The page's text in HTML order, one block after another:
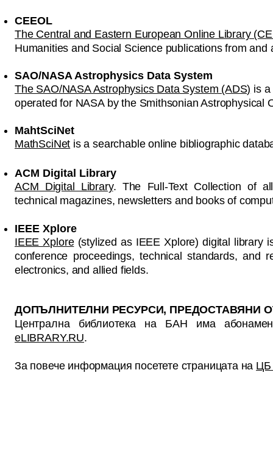
CEEOL
The Central and Eastern European Online Library
Humanities and Social Science publications from
SAO/NASA Astrophysics Data System
The SAO/NASA Astrophysics Data System (ADS) is a
operated for NASA by the Smithsonian Astrophysical
MahtSciNet
MathSciNet is a searchable online bibliographic
ACM Digital Library
ACM Digital Library. The Full-Text Collection of
technical magazines, newsletters and books of
IEEE Xplore
IEEE Xplore(stylized as IEEE Xplore) digital library
conference proceedings, technical standards, and
electronics, and allied fields.
ДОПЪЛНИТЕЛНИ РЕСУРСИ, ПРЕДОСТАВЯНИ
Централна библиотека на БАН има
eLIBRARY.RU.
За повече информация посетете страницата на ЦБ